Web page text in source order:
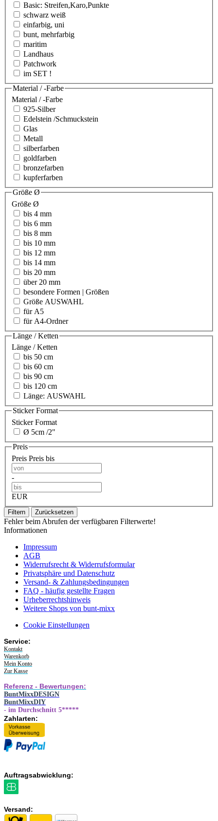
Basic: Streifen,Karo,Punkte
schwarz weiß
einfarbig, uni
bunt, mehrfarbig
maritim
Landhaus
Patchwork
im SET !
Material / -Farbe
Material / -Farbe
925-Silber
Edelstein /Schmuckstein
Glas
Metall
silberfarben
goldfarben
bronzefarben
kupferfarben
Größe Ø
Größe Ø
bis 4 mm
bis 6 mm
bis 8 mm
bis 10 mm
bis 12 mm
bis 14 mm
bis 20 mm
über 20 mm
besondere Formen | Größen
Größe AUSWAHL
für A5
für A4-Ordner
Länge / Ketten
Länge / Ketten
bis 50 cm
bis 60 cm
bis 90 cm
bis 120 cm
Länge: AUSWAHL
Sticker Format
Sticker Format
Ø 5cm /2"
Preis
Preis Preis bis
-
EUR
Filtern Zurücksetzen
Fehler beim Abrufen der verfügbaren Filterwerte!
Informationen
Impressum
AGB
Widerrufsrecht & Widerrufsformular
Privatsphäre und Datenschutz
Versand- & Zahlungsbedingungen
FAQ - häufig gestellte Fragen
Urheberrechtshinweis
Weitere Shops von bunt-mixx
Cookie Einstellungen
Service:
Kontakt
Warenkorb
Mein Konto
Zur Kasse
Referenz - Bewertungen:
BuntMixxDESIGN
BuntMixxDIY
- im Durchschnitt 5*****
Zahlarten:
Auftragsabwicklung:
Versand: